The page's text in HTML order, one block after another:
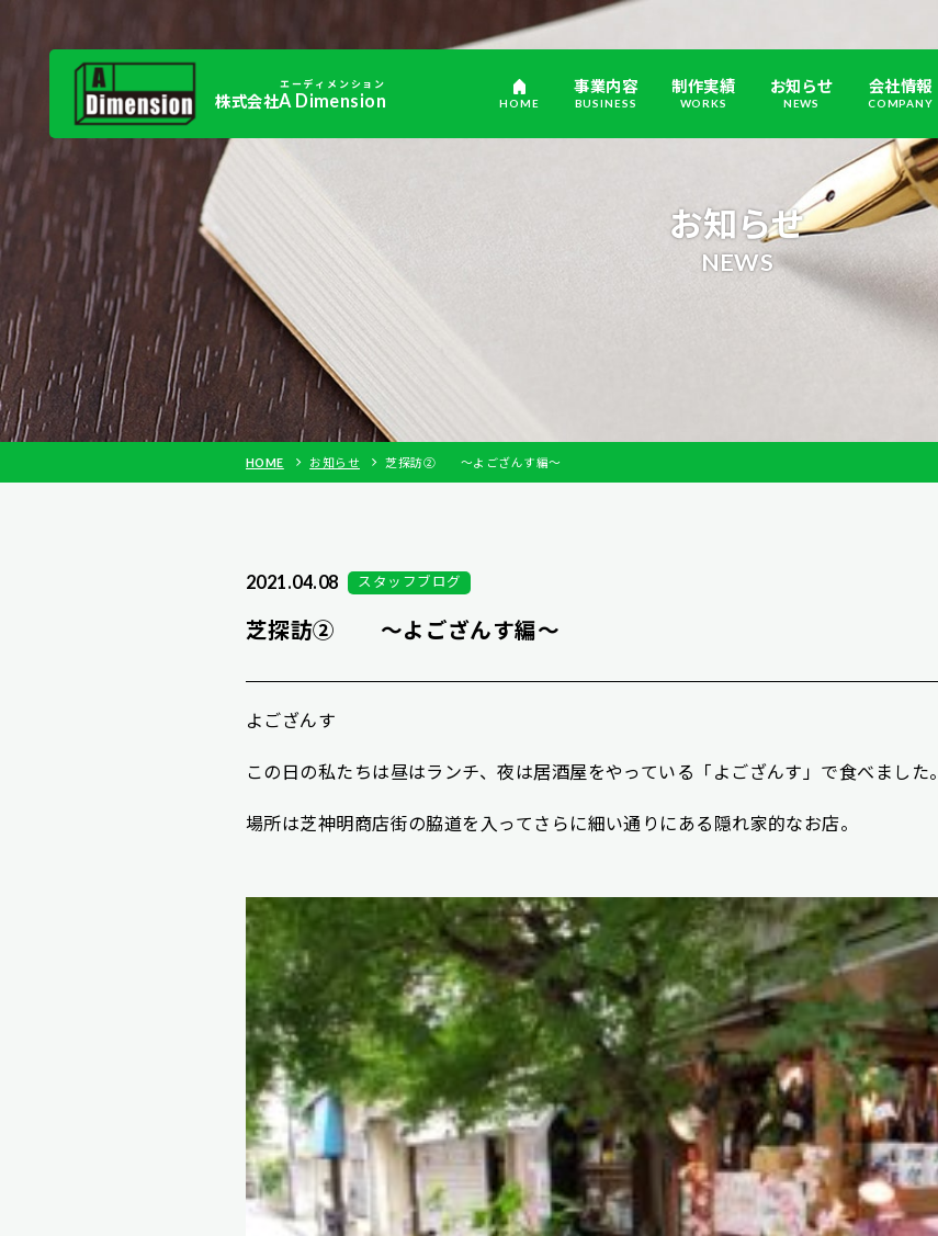
株式会社A Dimension
エーディメンション
HOME
事業内容
BUSINESS
制作実績
WORKS
お知らせ
NEWS
会社情報
COMPANY
お知らせ
NEWS
HOME お知らせ 芝探訪② ～よござんす編～
2021.04.08 スタッフブログ
芝探訪② ～よござんす編～
よござんす
この日の私たちは昼はランチ、夜は居酒屋をやっている「よござんす」で食べました。
場所は芝神明商店街の脇道を入ってさらに細い通りにある隠れ家的なお店。